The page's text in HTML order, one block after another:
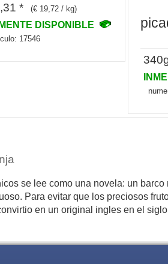
* (€ 19,72 / kg)
DISPONIBLE
17546
se lee como una novela: un
Para evitar que los preciosos
en un original ingles en el